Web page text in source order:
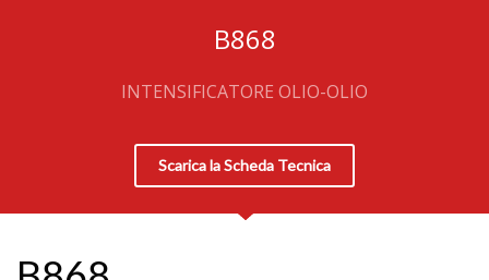
B868
INTENSIFICATORE OLIO-OLIO
Scarica la Scheda Tecnica